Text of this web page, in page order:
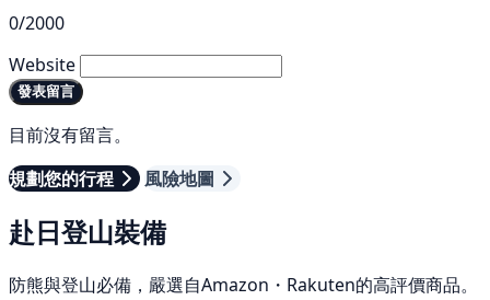
0/2000
Website
發表留言
目前沒有留言。
規劃您的行程
風險地圖
赴日登山裝備
防熊與登山必備，嚴選自Amazon・Rakuten的高評價商品。